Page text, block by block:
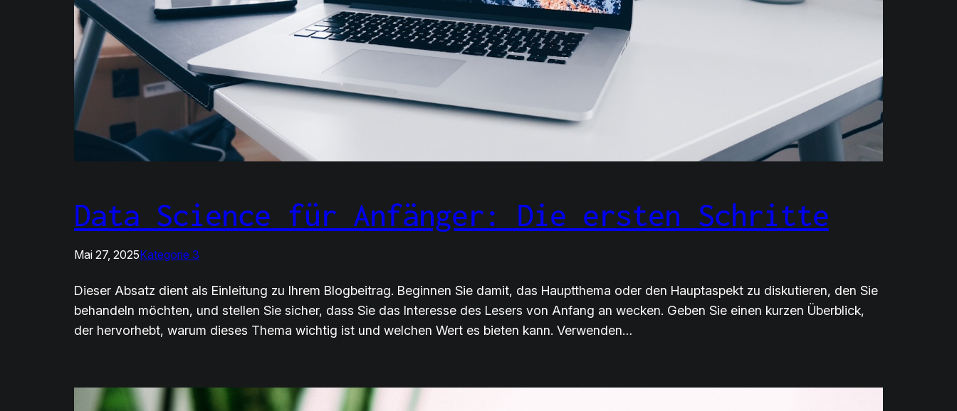
Data Science für Anfänger: Die ersten Schritte
Mai 27, 2025Kategorie 3
Dieser Absatz dient als Einleitung zu Ihrem Blogbeitrag. Beginnen Sie damit, das Hauptthema oder den Hauptaspekt zu diskutieren, den Sie
behandeln möchten, und stellen Sie sicher, dass Sie das Interesse des Lesers von Anfang an wecken. Geben Sie einen kurzen Überblick,
der hervorhebt, warum dieses Thema wichtig ist und welchen Wert es bieten kann. Verwenden…